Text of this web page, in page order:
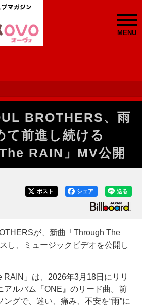
MENU
BROTHERS、雨
て前進し続ける
RAIN」MV公開
送る
シェア
ポスト
が、新曲「Through The
し、ミュージックビデオを公開し
」は、2026年3月18日にリリ
アルバム『ONE』のリード曲。前
グで、迷い、痛み、不安を“雨”に